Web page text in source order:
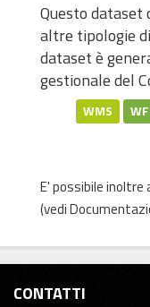
Questo dataset
altre tipologie
dataset è
gestionale del
WMS
E' possibile inoltre
(vedi
CONTATTI